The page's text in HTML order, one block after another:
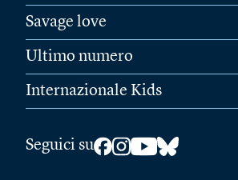
Savage love
Ultimo numero
Internazionale Kids
Seguici su